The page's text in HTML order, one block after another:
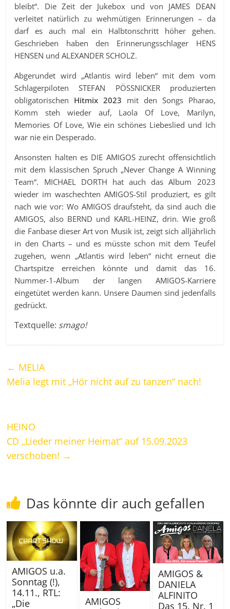
bleibt“. Die Zeit der Jukebox und von JAMES DEAN
verleitet natürlich zu wehmütigen Erinnerungen – da
darf es auch mal ein Halbtonschritt höher gehen.
Geschrieben haben den Erinnerungsschlager HENS
HENSEN und ALEXANDER SCHOLZ.
Abgerundet wird „Atlantis wird leben“ mit dem vom
Schlagerpiloten STEFAN PÖSSNICKER produzierten
obligatorischen Hitmix 2023 mit den Songs Pharao,
Komm steh wieder auf, Laola Of Love, Marilyn,
Memories Of Love, Wie ein schönes Liebeslied und Ich
war nie ein Desperado.
Ansonsten halten es DIE AMIGOS zurecht offensichtlich
mit dem klassischen Spruch „Never Change A Winning
Team“. MICHAEL DORTH hat auch das Album 2023
wieder im waschechten AMIGOS-Stil produziert, es gilt
nach wie vor: Wo AMIGOS draufsteht, da sind auch die
AMIGOS, also BERND und KARL-HEINZ, drin. Wie groß
die Fanbase dieser Art von Musik ist, zeigt sich alljährlich
in den Charts – und es müsste schon mit dem Teufel
zugehen, wenn „Atlantis wird leben“ nicht erneut die
Chartspitze erreichen könnte und damit das 16.
Nummer-1-Album der langen AMIGOS-Karriere
eingetütet werden kann. Unsere Daumen sind jedenfalls
gedrückt.
Textquelle: smago!
← MELIA
Melia legt mit „Hör nicht auf zu tanzen“ nach!
HEINO
CD „Lieder meiner Heimat“ auf 15.09.2023
verschoben! →
Das könnte dir auch gefallen
AMIGOS u.a.
Sonntag (!),
14.11., RTL:
„Die
AMIGOS
AMIGOS &
DANIELA
ALFINITO
Das 15. Nr. 1